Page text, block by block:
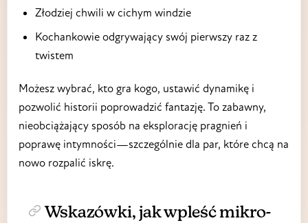
Złodziej chwili w cichym windzie
Kochankowie odgrywający swój pierwszy raz z
twistem
Możesz wybrać, kto gra kogo, ustawić dynamikę i
pozwolić historii poprowadzić fantazję. To zabawny,
nieobciążający sposób na eksplorację pragnień i
poprawę intymności—szczególnie dla par, które chcą na
nowo rozpalić iskrę.
Wskazówki, jak wpleść mikro-